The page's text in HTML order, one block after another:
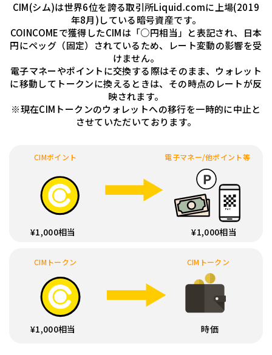
CIM(シム)は世界6位を誇る取引所Liquid.comに上場(2019
年8月)している暗号資産です。
COINCOMEで獲得したCIMは「○円相当」と表記され、日本
円にペッグ（固定）されているため、レート変動の影響を受
けません。
電子マネーやポイントに交換する際はそのまま、ウォレット
に移動してトークンに換えるときは、その時点のレートが反
映されます。
※現在CIMトークンのウォレットへの移行を一時的に中止と
させていただいております。
CIMポイント 電子マネー/他ポイント等
¥1,000相当 ¥1,000相当
CIMトークン CIMトークン
¥1,000相当 時価